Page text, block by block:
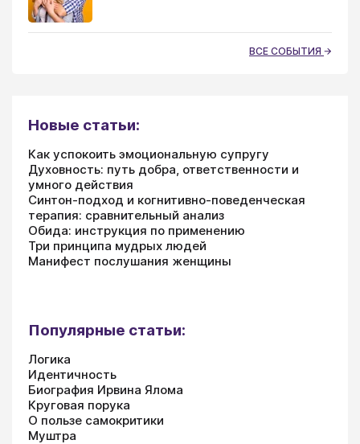
ВСЕ СОБЫТИЯ
Новые статьи:
Как успокоить эмоциональную супругу
Духовность: путь добра, ответственности и
умного действия
Синтон-подход и когнитивно-поведенческая
терапия: сравнительный анализ
Обида: инструкция по применению
Три принципа мудрых людей
Манифест послушания женщины
Популярные статьи:
Логика
Идентичность
Биография Ирвина Ялома
Круговая порука
О пользе самокритики
Муштра